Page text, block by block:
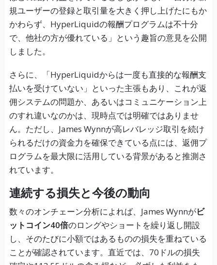
規ユーザーの登録と取引量を大きく押し上げたにもか
かわらず、HyperLiquidの報酬プログラムは不十分
で、他社の方が優れている」という趣旨の意見を公開
しました。
さらに、「HyperLiquidからは一度も直接的な報酬支
払いを受けていない」といった主張もあり、これが返
佣システムの問題か、あるいはコミュニケーション上
のすれ違いなのかは、現時点では明確ではありませ
ん。ただし、James Wynnが高レバレッジ取引を続け
られるだけの資金力を確保できている点には、返佣プ
ログラムを最大限に活用している背景があると推測さ
れています。
連続する損失と今後の動向
数々のオンチェーン分析によれば、James Wynnがビ
ットコイン40倍のロングやショートを繰り返し開設
し、そのたびに小額ではあるものの損失を重ねている
ことが確認されています。直近では、70ドルの損失